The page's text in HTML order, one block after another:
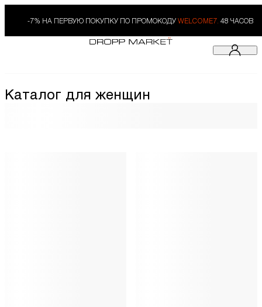
-7% НА ПЕРВУЮ ПОКУПКУ ПО ПРОМОКОДУ WELCOME7. 48 ЧАСОВ
Каталог для женщин